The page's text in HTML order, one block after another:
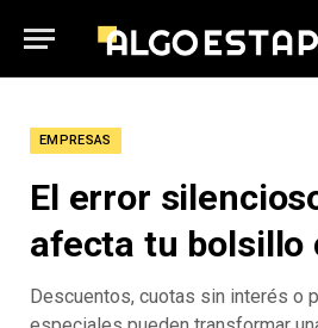
EMPRESAS
El error
afecta tu bolsillo
Descuentos, cuotas sin interés o